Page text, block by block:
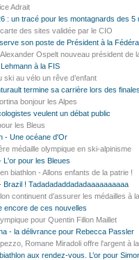
Adrait
: un tracé pour les montagnards des 5
des sites validée par le CIO
son poste de Président à la
Ospelt nouveau président de
à la FIS
ski au vélo un rêve d’enfant
termine sa carrière lors des
bonjour les Alpes
veulent un débat public
les Bleus
- Une océane d'Or
médaille olympique en ski-alpinisme
L'or pour les Bleues
biathlon - Allons enfants de la patrie !
Brazil ! Tadadadaddadadaaaaaaaaaa
continuent d’assurer les médailles à
encore de ces nouvelles
pour Quentin Fillon Maillet
- la délivrance pour Rebecca Passler
Romane Miradoli offre l'argent à
aux rendez-vous. L’or pour